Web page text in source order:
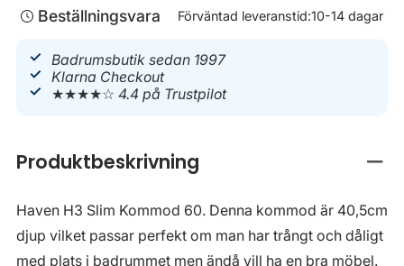
Beställningsvara Förväntad leveranstid:10-14 dagar
Badrumsbutik sedan 1997
Klarna Checkout
★★★★☆4.4 på Trustpilot
Produktbeskrivning
Haven H3 Slim Kommod 60. Denna kommod är 40,5cm
djup vilket passar perfekt om man har trångt och dåligt
med plats i badrummet men ändå vill ha en bra möbel.